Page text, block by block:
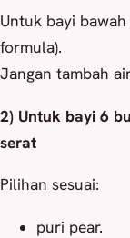
Untuk bayi
formula).
Jangan tambah
2) Untuk bayi 6
serat
Pilihan sesuai:
puri pear.